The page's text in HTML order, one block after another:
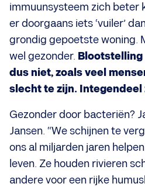
immuunsysteem zich beter
er doorgaans iets ‘vuiler’
grondig gepoetste woning.
wel gezonder.
dus niet, zoals veel
slecht te zijn. Integendeel
Gezonder door bacteriën?
Jansen. “We schijnen te
ons al miljarden jaren
leven. Ze houden rivieren
andere voor een rijke